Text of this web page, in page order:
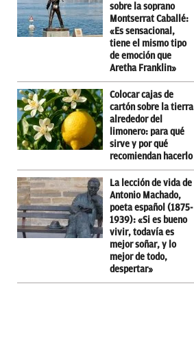
sobre la soprano
Montserrat Caballé:
«Es sensacional,
tiene el mismo tipo
de emoción que
Aretha Franklin»
Colocar cajas de
cartón sobre la tierra
alrededor del
limonero: para qué
sirve y por qué
recomiendan hacerlo
La lección de vida de
Antonio Machado,
poeta español (1875-
1939): «Si es bueno
vivir, todavía es
mejor soñar, y lo
mejor de todo,
despertar»